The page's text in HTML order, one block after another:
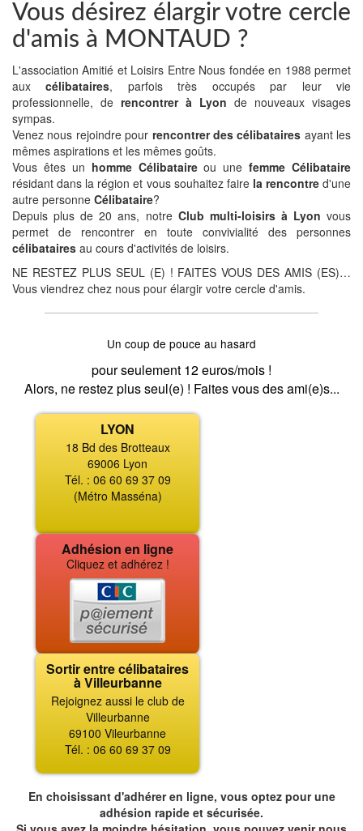
Vous désirez élargir votre cercle
d'amis à MONTAUD ?
L'association Amitié et Loisirs Entre Nous fondée en 1988 permet
auxcélibataires, parfois très occupés par leur vie
professionnelle, de rencontrer à Lyon de nouveaux visages
sympas.
Venez nous rejoindre pour rencontrer des célibataires ayant les
mêmes aspirations et les mêmes goûts.
Vous êtes un homme Célibataireou unefemme Célibataire
résidant dans la région et vous souhaitez faire la rencontred'une
autre personne Célibataire?
Depuis plus de 20 ans, notre Club multi-loisirs à Lyon vous
permet de rencontrer en toute convivialité des personnes
célibataires au cours d'activités de loisirs.
NE RESTEZ PLUS SEUL (E) ! FAITES VOUS DES AMIS (ES)…
Vous viendrez chez nous pour élargir votre cercle d'amis.
Un coup de pouce au hasard
pour seulement 12 euros/mois !
Alors, ne restez plus seul(e) ! Faites vous des ami(e)s...
LYON
18 Bd des Brotteaux
69006 Lyon
Tél. : 06 60 69 37 09
(Métro Masséna)
Adhésion en ligne
Cliquez et adhérez !
Sortir entre célibataires
à Villeurbanne
Rejoignez aussi le club de
Villeurbanne
69100 Vileurbanne
Tél. : 06 60 69 37 09
En choisissant d'adhérer en ligne, vous optez pour une
adhésion rapide et sécurisée.